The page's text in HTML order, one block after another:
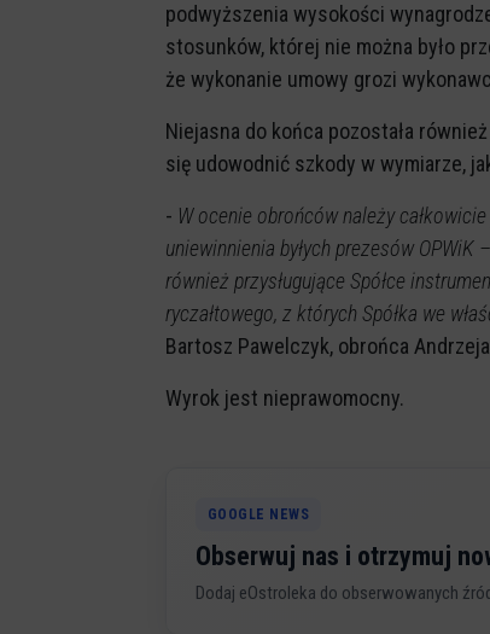
podwyższenia wysokości
stosunków, której nie można było
że wykonanie umowy grozi
Niejasna do końca pozostała
się udowodnić szkody w wymiarze,
- W ocenie obrońców należy
uniewinnienia byłych prezesów
również przysługujące Spółce
ryczałtowego, z których Spółka we
Bartosz Pawelczyk, obrońca
Wyrok jest nieprawomocny.
GOOGLE NEWS
Obserwuj nas i otrzymuj
Dodaj eOstroleka do obserwowanych